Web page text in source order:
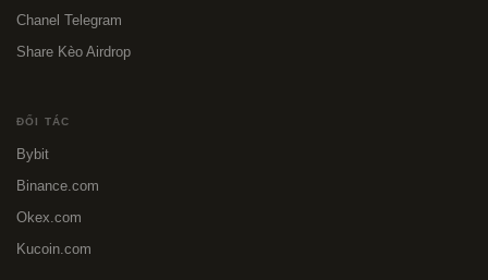
Chanel Telegram
Share Kèo Airdrop
ĐỐI TÁC
Bybit
Binance.com
Okex.com
Kucoin.com